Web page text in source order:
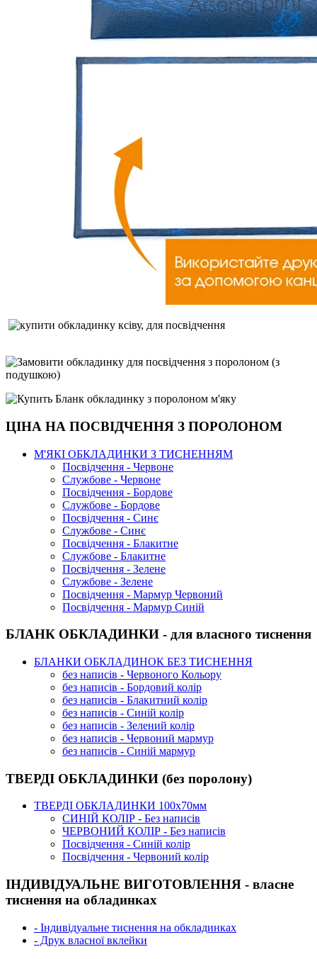
ЦІНА НА ПОСВІДЧЕННЯ З ПОРОЛОНОМ
М'ЯКІ ОБКЛАДИНКИ З ТИСНЕННЯМ
Посвідчення - Червоне
Службове - Червоне
Посвідчення - Бордове
Службове - Бордове
Посвідчення - Синє
Службове - Синє
Посвідчення - Блакитне
Службове - Блакитне
Посвідчення - Зелене
Службове - Зелене
Посвідчення - Мармур Червоний
Посвідчення - Мармур Синій
БЛАНК ОБКЛАДИНКИ - для власного тиснення
БЛАНКИ ОБКЛАДИНОК БЕЗ ТИСНЕННЯ
без написів - Червоного Кольору
без написів - Бордовий колір
без написів - Блакитний колір
без написів - Синій колір
без написів - Зелений колір
без написів - Червоний мармур
без написів - Синій мармур
ТВЕРДІ ОБКЛАДИНКИ (без поролону)
ТВЕРДІ ОБКЛАДИНКИ 100х70мм
СИНІЙ КОЛІР - Без написів
ЧЕРВОНИЙ КОЛІР - Без написів
Посвідчення - Синій колір
Посвідчення - Червоний колір
ІНДИВІДУАЛЬНЕ ВИГОТОВЛЕННЯ - власне
тиснення на обладинках
- Індивідуальне тиснення на обкладинках
- Друк власної вклейки